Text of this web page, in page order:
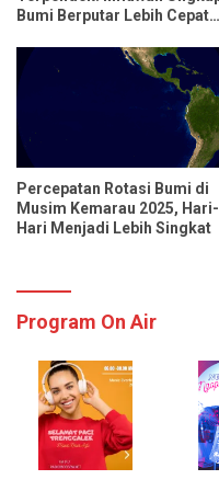
Bumi Berputar Lebih Cepat
Percepatan Rotasi Bumi di
Musim Kemarau 2025, Hari-
Hari Menjadi Lebih Singkat
Program On Air